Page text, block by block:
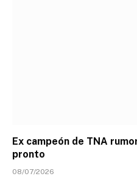
Ex campeón de TNA
pronto
08/07/2026